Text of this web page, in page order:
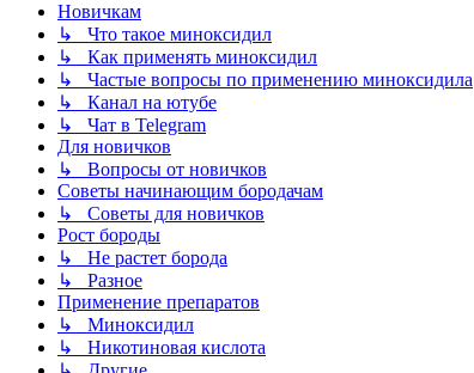
Новичкам
↳ Что такое миноксидил
↳ Как применять миноксидил
↳ Частые вопросы по применению миноксидила
↳ Канал на ютубе
↳ Чат в Telegram
Для новичков
↳ Вопросы от новичков
Советы начинающим бородачам
↳ Советы для новичков
Рост бороды
↳ Не растет борода
↳ Разное
Применение препаратов
↳ Миноксидил
↳ Никотиновая кислота